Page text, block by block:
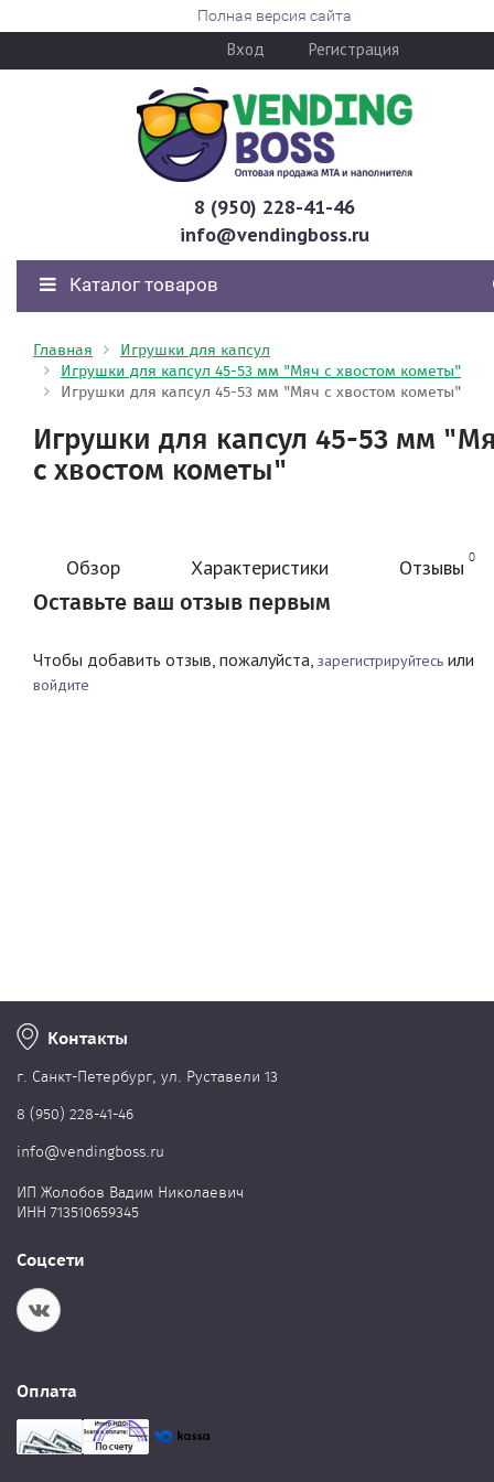
Полная версия сайта
Вход Регистрация
8 (950) 228-41-46
info@vendingboss.ru
Каталог товаров
Главная
Игрушки для капсул
Игрушки для капсул 45-53 мм "Мяч с хвостом кометы"
Игрушки для капсул 45-53 мм "Мяч с хвостом кометы"
Игрушки для капсул 45-53 мм
с хвостом кометы"
Обзор Характеристики Отзывы 0
Оставьте ваш отзыв первым
Чтобы добавить отзыв, пожалуйста, зарегистрируйтесь или
войдите
Контакты
г. Cанкт-Петербург, ул. Руставели 13
8 (950) 228-41-46
info@vendingboss.ru
ИП Жолобов Вадим Николаевич
ИНН 713510659345
Соцсети
Оплата